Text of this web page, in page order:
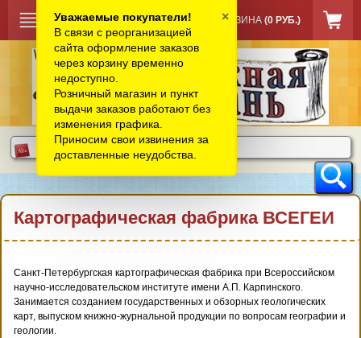
КОРЗИНА (0 РУБ.)
Картографическая фабрика ВСЕГЕИ
Санкт-Петербургская картографическая фабрика при Всероссийском
научно-исследовательском институте имени А.П. Карпинского.
Занимается созданием государственных и обзорных геологических
карт, выпуском книжно-журнальной продукции по вопросам географии и
геологии.
Уважаемые покупатели!
В связи с реорганизацией
сайта оформление заказов
через корзину временно
недоступно.
Розничный магазин и пункт
выдачи заказов работают без
изменения графика.
Приносим свои извинения за
доставленные неудобства.
×